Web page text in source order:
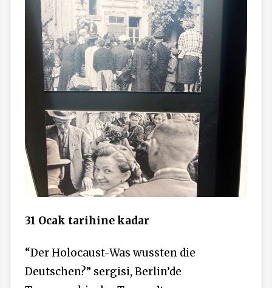
31 Ocak tarihine kadar
“Der Holocaust-Was wussten die
Deutschen?” sergisi, Berlin’de